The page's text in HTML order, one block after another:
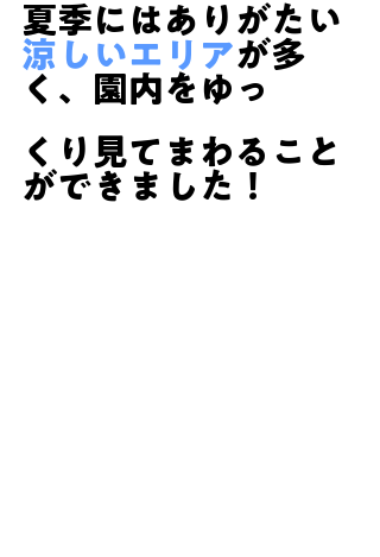
夏季にはありがたい
涼しいエリアが多
く、園内をゆっ
くり見てまわること
ができました！